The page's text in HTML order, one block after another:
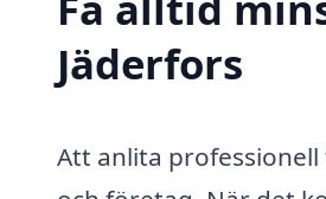
Jäderfors
Att anlita